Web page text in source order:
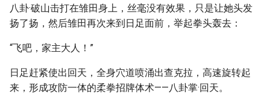
八卦·破山击打在雏田身上，丝毫没有效果，只是让她头发
扬了扬，然后雏田再次来到日足面前，举起拳头轰去：
“飞吧，家主大人！”
日足赶紧使出回天，全身穴道喷涌出查克拉，高速旋转起
来，形成攻防一体的柔拳招牌体术——八卦掌·回天。